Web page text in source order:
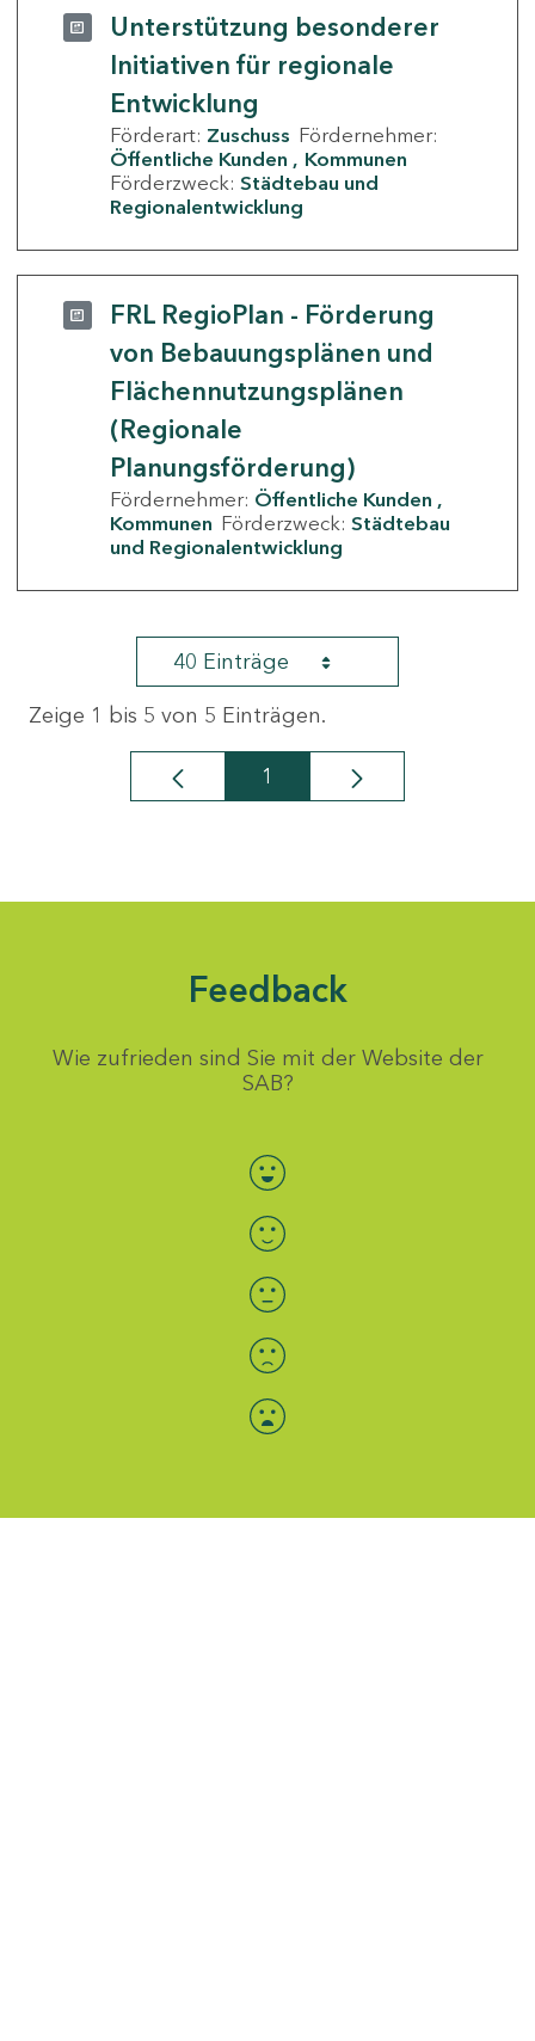
Unterstützung besonderer
Initiativen für regionale
Entwicklung
Förderart: Zuschuss Fördernehmer:
Öffentliche Kunden
Kommunen
Förderzweck: Städtebau und
Regionalentwicklung
FRL RegioPlan - Förderung
von Bebauungsplänen und
Flächennutzungsplänen
(Regionale
Planungsförderung)
Fördernehmer: Öffentliche Kunden
Kommunen Förderzweck: Städtebau
und Regionalentwicklung
40 Einträge
Zeige 1 bis 5 von 5 Einträgen.
Seite
1
Feedback
Wie zufrieden sind Sie mit der Website der
SAB?
Bewertung auswählen